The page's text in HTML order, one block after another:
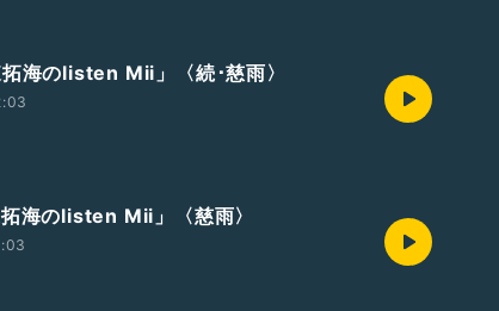
海のlisten Mii」〈続･慈雨〉
海のlisten Mii」〈慈雨〉